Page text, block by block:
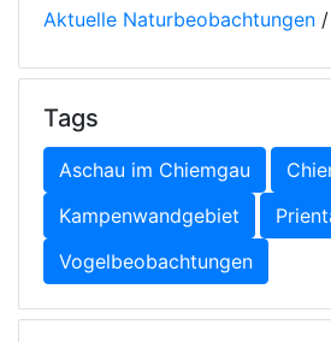
Aktuelle Naturbeobachtungen /
Tags
Aschau im Chiemgau
Kampenwandgebiet
Vogelbeobachtungen